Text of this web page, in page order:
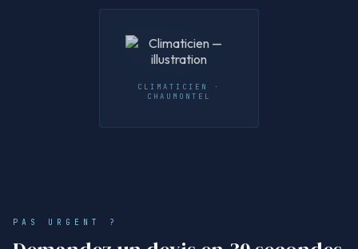
CLIMATICIEN ·
CHAUMONTEL
PAS URGENT ?